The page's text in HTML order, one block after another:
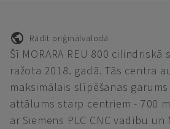
Rādīt oriģinālvalodā
Šī MORARA REU 800
ražota 2018. gadā. Tās centra
maksimālais slīpēšanas
attālums starp centriem - 700
ar Siemens PLC CNC vadību